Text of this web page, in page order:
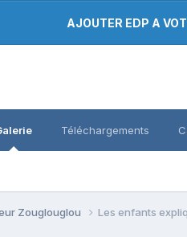
AJOUTER EDP A
Téléchargements
Zouglouglou Les enfants